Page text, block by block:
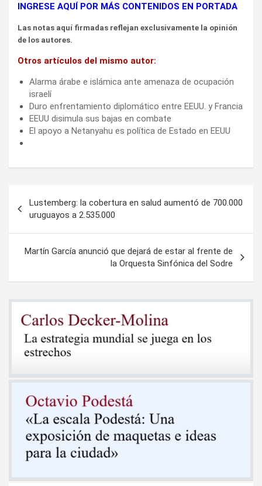
INGRESE AQUÍ POR MÁS CONTENIDOS EN PORTADA
Las notas aquí firmadas reflejan exclusivamente la opinión
de los autores.
Otros artículos del mismo autor:
Alarma árabe e islámica ante amenaza de ocupación
israelí
Duro enfrentamiento diplomático entre EEUU. y Francia
EEUU disimula sus bajas en combate
El apoyo a Netanyahu es política de Estado en EEUU
de
entradas
Lustemberg: la cobertura en salud aumentó de 700.000
uruguayos a 2.535.000
Martín García anunció que dejará de estar al frente de
la Orquesta Sinfónica del Sodre